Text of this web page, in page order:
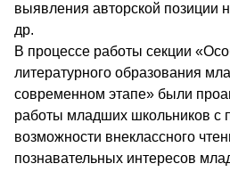
выявления авторской позиции
др.
В процессе работы секции
литературного образования
современном этапе» были
работы младших школьников с
возможности внеклассного
познавательных интересов